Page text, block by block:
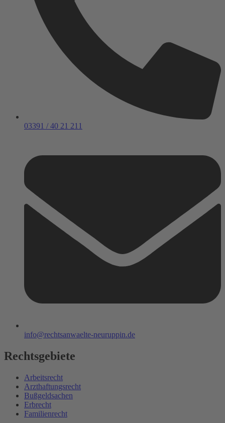
03391 / 40 21 211
info@rechtsanwaelte-neuruppin.de
Rechtsgebiete
Arbeitsrecht
Arzthaftungsrecht
Bußgeldsachen
Erbrecht
Familienrecht